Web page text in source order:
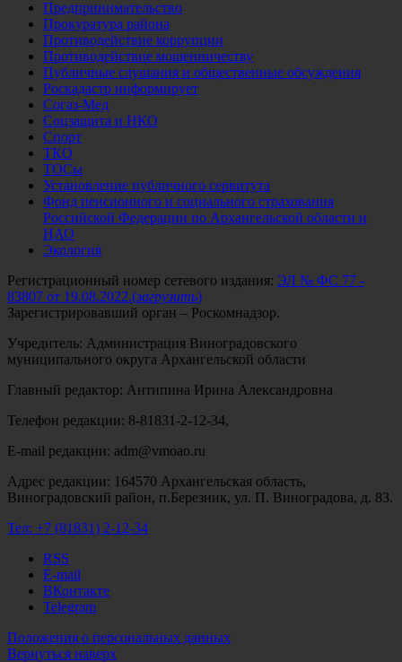
Предпринимательство
Прокуратура района
Противодействие коррупции
Противодействие мошенничеству
Публичные слушания и общественные обсуждения
Роскадастр информирует
Согаз-Мед
Соцзащита и НКО
Спорт
ТКО
ТОСы
Установление публичного сервитута
Фонд пенсионного и социального страхования
Российской Федерации по Архангельской области и
НАО
Экология
Регистрационный номер сетевого издания: ЭЛ № ФС 77 -
83807 от 19.08.2022.(загрузить)
Зарегистрировавший орган – Роскомнадзор.
Учредитель: Администрация Виноградовского
муниципального округа Архангельской области
Главный редактор: Антипина Ирина Александровна
Телефон редакции: 8-81831-2-12-34,
E-mail редакции: adm@vmoao.ru
Адрес редакции: 164570 Архангельская область,
Виноградовский район, п.Березник, ул. П. Виноградова, д. 83.
Тел: +7 (81831) 2-12-34
RSS
E-mail
ВКонтакте
Telegram
Положения о персональных данных
Вернуться наверх